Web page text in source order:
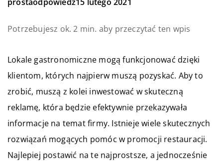
Potrzebujesz ok. 2 min. aby przeczytać ten wpis
Lokale gastronomiczne mogą funkcjonować dzięki
klientom, których najpierw muszą pozyskać. Aby to
zrobić, muszą z kolei inwestować w skuteczną
reklamę, która będzie efektywnie przekazywała
informacje na temat firmy. Istnieje wiele skutecznych
rozwiązań mogących pomóc w promocji restauracji.
Najlepiej postawić na te najprostsze, a jednocześnie